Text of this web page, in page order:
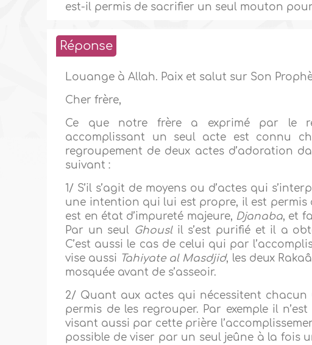
est-il permis de sacrifier un seul mouton
Réponse
Louange à Allah. Paix et salut sur Son
Cher frère,
Ce que notre frère a exprimé par le
accomplissant un seul acte est connu
regroupement de deux actes d’adoration
suivant :
1/ S’il s’agit de moyens ou d’actes qui
une intention qui lui est propre, il est permis
est en état d’impureté majeure, Djanaba, et
Par un seul Ghouslil s’est purifié et il a
C’est aussi le cas de celui qui par
vise aussi
Tahiyate al Masdjid, les deux
mosquée avant de s’asseoir.
2/ Quant aux actes qui nécessitent
permis de les regrouper. Par exemple il
visant aussi par cette prière
possible de viser par un seul jeûne à la fois